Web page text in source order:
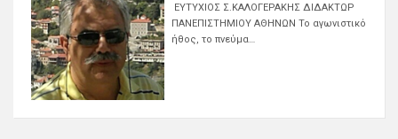
ΕΥΤΥΧΙΟΣ Σ.ΚΑΛΟΓΕΡΑΚΗΣ ΔΙΔΑΚΤΩΡ
ΠΑΝΕΠΙΣΤΗΜΙΟΥ ΑΘΗΝΩΝ Το αγωνιστικό
ήθος, το πνεύμα…